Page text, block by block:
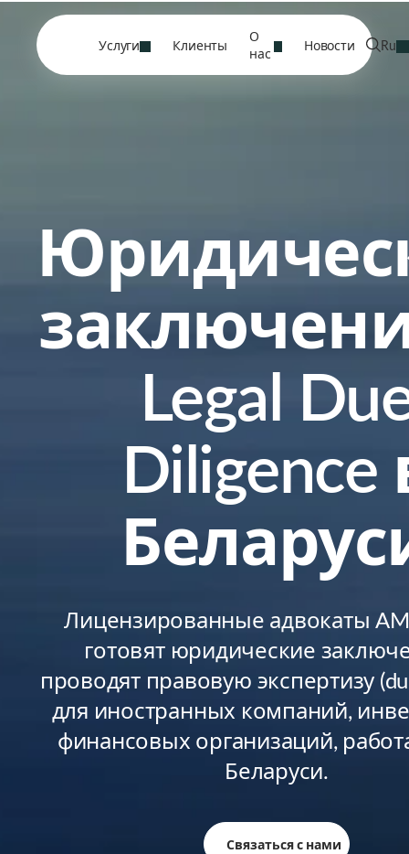
Услуги Клиенты
О
нас
Новости Ru
Legal
Diligence
Лицензированные адвокаты
готовят юридические
проводят правовую экспертизу
для иностранных компаний,
финансовых организаций,
Беларуси.
Связаться с нами